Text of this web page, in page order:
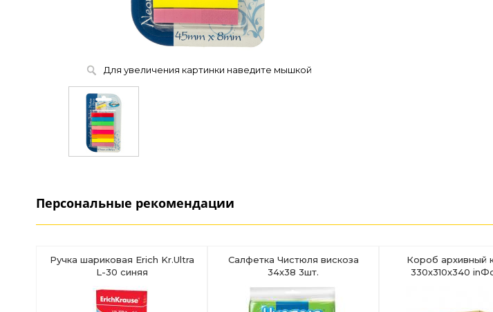
Для увеличения картинки наведите мышкой
Персональные рекомендации
Ручка шариковая Erich Kr.Ultra
L-30 синяя
Салфетка Чистюля вискоза
34х38 3шт.
Короб архивный
330х310х340